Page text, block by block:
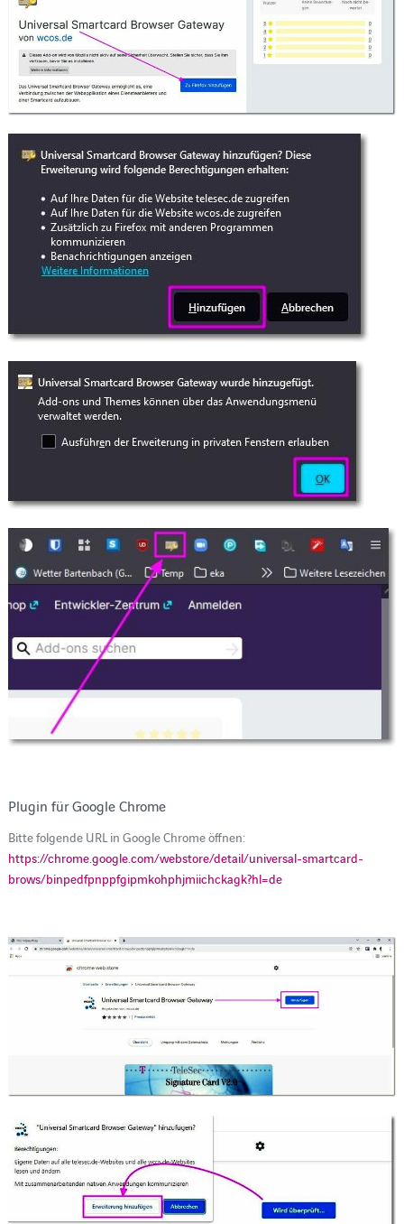
Plugin für Google Chrome
Bitte folgende URL in Google Chrome öffnen:
https://chrome.google.com/webstore/detail/universal-smartcard-
brows/binpedfpnppfgipmkohphjmiichckagk?hl=de